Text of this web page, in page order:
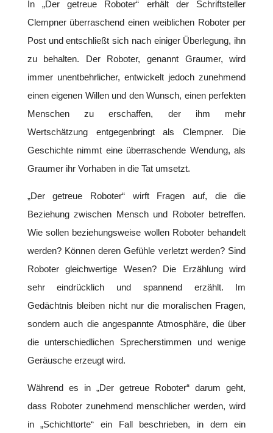
In „Der getreue Roboter“ erhält der Schriftsteller
Clempner überraschend einen weiblichen Roboter per
Post und entschließt sich nach einiger Überlegung, ihn
zu behalten. Der Roboter, genannt Graumer, wird
immer unentbehrlicher, entwickelt jedoch zunehmend
einen eigenen Willen und den Wunsch, einen perfekten
Menschen zu erschaffen, der ihm mehr
Wertschätzung entgegenbringt als Clempner. Die
Geschichte nimmt eine überraschende Wendung, als
Graumer ihr Vorhaben in die Tat umsetzt.
„Der getreue Roboter“ wirft Fragen auf, die die
Beziehung zwischen Mensch und Roboter betreffen.
Wie sollen beziehungsweise wollen Roboter behandelt
werden? Können deren Gefühle verletzt werden? Sind
Roboter gleichwertige Wesen? Die Erzählung wird
sehr eindrücklich und spannend erzählt. Im
Gedächtnis bleiben nicht nur die moralischen Fragen,
sondern auch die angespannte Atmosphäre, die über
die unterschiedlichen Sprecherstimmen und wenige
Geräusche erzeugt wird.
Während es in „Der getreue Roboter“ darum geht,
dass Roboter zunehmend menschlicher werden, wird
in „Schichttorte“ ein Fall beschrieben, in dem ein